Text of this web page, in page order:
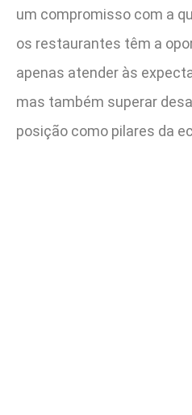
um compromisso com a
os restaurantes têm a
apenas atender às
mas também superar
posição como pilares da